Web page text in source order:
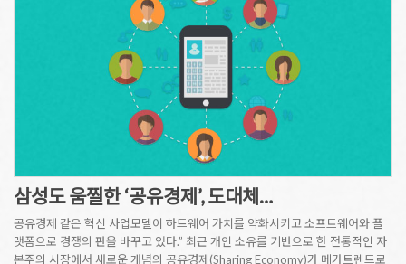
삼성도 움찔한 ‘공유경제’, 도대체…
공유경제 같은 혁신 사업모델이 하드웨어 가치를 약화시키고 소프트웨어와 플
랫폼으로 경쟁의 판을 바꾸고 있다.” 최근 개인 소유를 기반으로 한 전통적인 자
본주의 시장에서 새로운 개념의 공유경제(Sharing Economy)가 메가트렌드로